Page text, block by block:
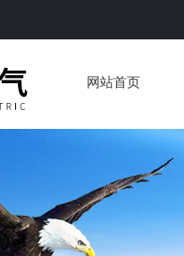
网站首页